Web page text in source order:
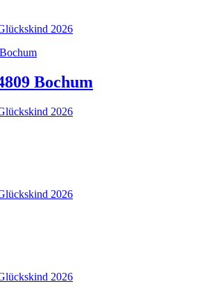
2026
Bochum
2026
2026
2026